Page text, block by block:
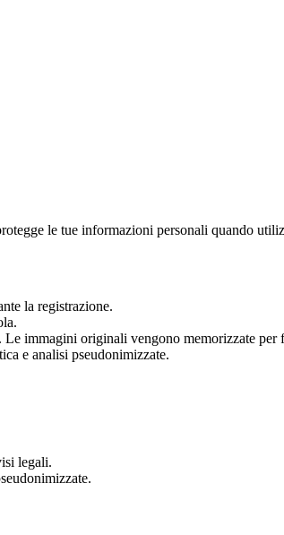
le tue informazioni personali quando
la registrazione.
immagini originali vengono memorizzate per
e analisi pseudonimizzate.
legali.